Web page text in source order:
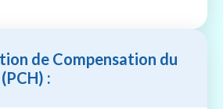
de Compensation du
: